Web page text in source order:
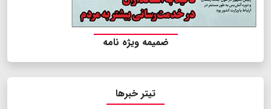
ضمیمه ویژه نامه
تیتر خبرها